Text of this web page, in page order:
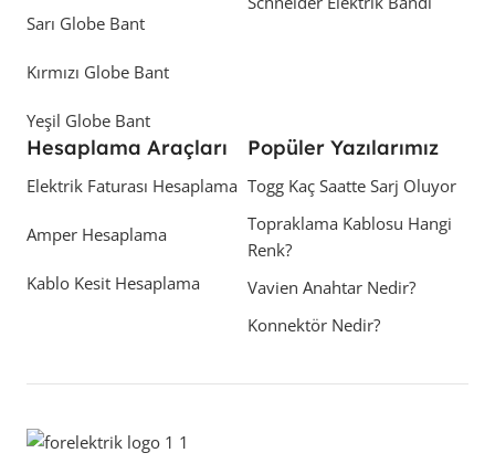
Sarı Globe Bant
Kırmızı Globe Bant
Yeşil Globe Bant
Hesaplama Araçları
Elektrik Faturası Hesaplama
Amper Hesaplama
Kablo Kesit Hesaplama
Popüler Yazılarımız
Togg Kaç Saatte Sarj Oluyor
Topraklama Kablosu Hangi
Renk?
Vavien Anahtar Nedir?
Konnektör Nedir?